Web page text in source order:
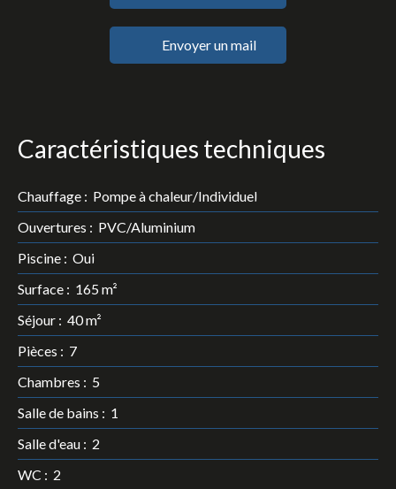
Envoyer un mail
Caractéristiques techniques
Chauffage : Pompe à chaleur/Individuel
Ouvertures : PVC/Aluminium
Piscine : Oui
Surface : 165m²
Séjour : 40m²
Pièces : 7
Chambres : 5
Salle de bains : 1
Salle d'eau : 2
WC : 2